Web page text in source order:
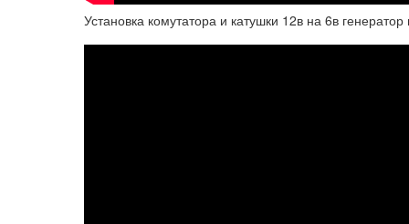
Установка комутатора и катушки 12в на 6в